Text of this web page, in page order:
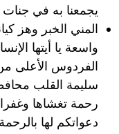
يجمعنا به في جنات
المني الخبر وهز
واسعة يا أيتها
الفردوس الأعلى
سليمة القلب
رحمة تغشاها
دعواتكم لها